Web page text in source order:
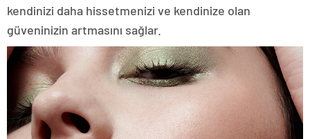
kendinizi daha hissetmenizi ve kendinize olan
güveninizin artmasını sağlar.